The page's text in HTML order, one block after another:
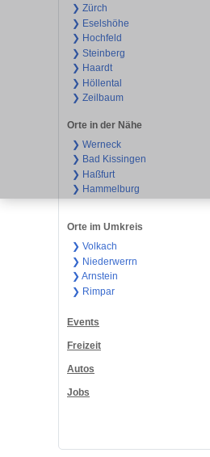
❯ Zürch
❯ Eselshöhe
❯ Hochfeld
❯ Steinberg
❯ Haardt
❯ Höllental
❯ Zeilbaum
Orte in der Nähe
❯ Werneck
❯ Bad Kissingen
❯ Haßfurt
❯ Hammelburg
Orte im Umkreis
❯ Volkach
❯ Niederwerrn
❯ Arnstein
❯ Rimpar
Events
Freizeit
Autos
Jobs